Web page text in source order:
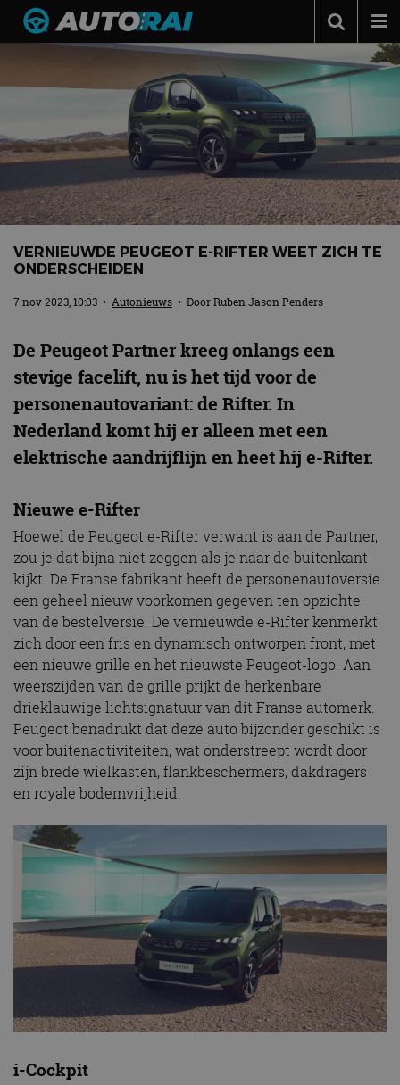
Podcast
Autotests
Automerken
Adverteren
Contact
MotorRAI.nl
VERNIEUWDE PEUGEOT E-RIFTER WEET ZICH TE
ONDERSCHEIDEN
7 nov 2023, 10:03 • Autonieuws • DoorRuben Jason Penders
De Peugeot Partner kreeg onlangs een
stevige facelift, nu is het tijd voor de
personenautovariant: de Rifter. In
Nederland komt hij er alleen met een
elektrische aandrijflijn en heet hij e-Rifter.
Nieuwe e-Rifter
Hoewel de Peugeot e-Rifter verwant is aan de Partner,
zou je dat bijna niet zeggen als je naar de buitenkant
kijkt. De Franse fabrikant heeft de personenautoversie
een geheel nieuw voorkomen gegeven ten opzichte
van de bestelversie. De vernieuwde e-Rifter kenmerkt
zich door een fris en dynamisch ontworpen front, met
een nieuwe grille en het nieuwste Peugeot-logo. Aan
weerszijden van de grille prijkt de herkenbare
drieklauwige lichtsignatuur van dit Franse automerk.
Peugeot benadrukt dat deze auto bijzonder geschikt is
voor buitenactiviteiten, wat onderstreept wordt door
zijn brede wielkasten, flankbeschermers, dakdragers
en royale bodemvrijheid.
i-Cockpit